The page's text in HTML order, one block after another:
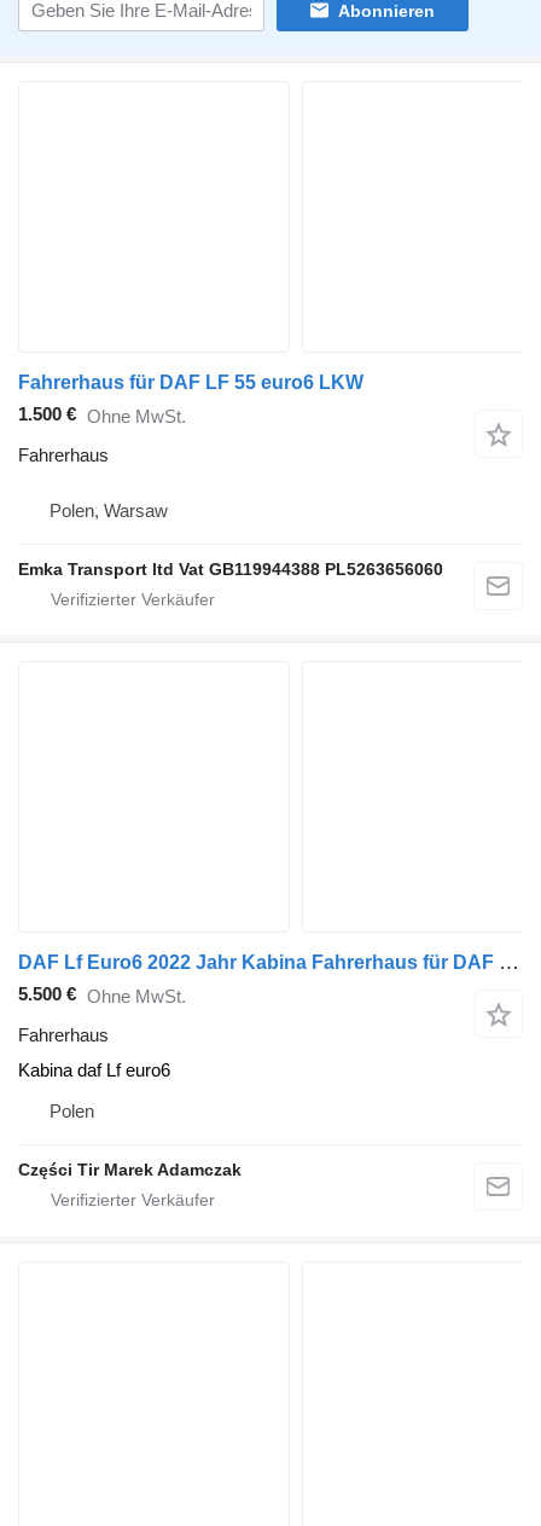
Abonnieren
Fahrerhaus für DAF LF 55 euro6 LKW
1.500 € Ohne MwSt.
Fahrerhaus
Polen, Warsaw
Emka Transport ltd Vat GB119944388 PL5263656060
DAF Lf Euro6 2022 Jahr Kabina Fahrerhaus für DAF Kabina daf Lf euro6 260 km LKW
5.500 € Ohne MwSt.
Fahrerhaus
Kabina daf Lf euro6
Polen
Części Tir Marek Adamczak